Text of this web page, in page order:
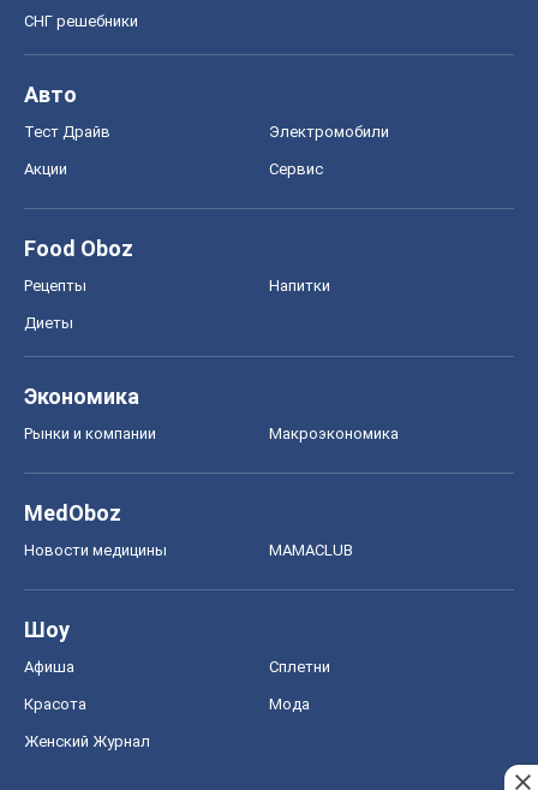
СНГ решебники
Авто
Тест Драйв Электромобили
Акции Сервис
Food Oboz
Рецепты Напитки
Диеты
Экономика
Рынки и компании Mакроэкономика
MedOboz
Новости медицины MAMACLUB
Шоу
Афиша Сплетни
Красота Мода
Женский Журнал